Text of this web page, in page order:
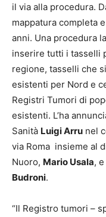
il via alla procedura.
mappatura completa
anni. Una procedura
inserire tutti i tasselli
regione, tasselli che
esistenti per Nord e
Registri Tumori di
esistenti. L’ha
Sanità Luigi Arru nel
via Roma insieme al
Nuoro, Mario Usala,
Budroni.
“Il Registro tumori –